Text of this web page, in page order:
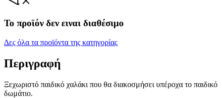
Το προϊόν δεν ειναι διαθέσιμο
Δες όλα τα προϊόντα της κατηγορίας
Περιγραφή
Ξεχωριστό παιδικό χαλάκι που θα διακοσμήσει υπέροχα το παιδικό
δωμάτιο.